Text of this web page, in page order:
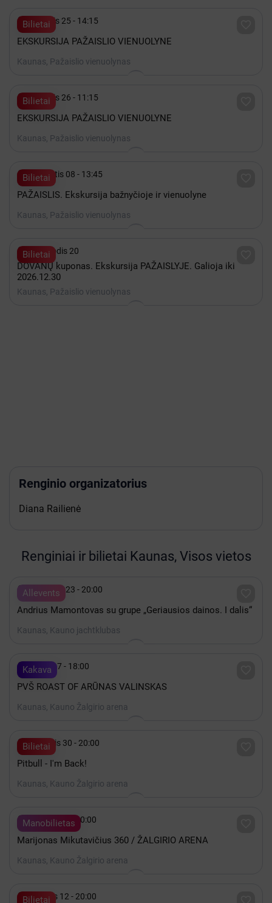
Bilietai
 Rugsėjis 25 - 14:15
EKSKURSIJA PAŽAISLIO VIENUOLYNE
Kaunas, Pažaislio vienuolynas
Bilietai
 Rugsėjis 26 - 11:15
EKSKURSIJA PAŽAISLIO VIENUOLYNE
Kaunas, Pažaislio vienuolynas
Bilietai
 Rugpjūtis 08 - 13:45
PAŽAISLIS. Ekskursija bažnyčioje ir vienuolyne
Kaunas, Pažaislio vienuolynas
Bilietai
 iki Gruodis 20
DOVANŲ kuponas. Ekskursija PAŽAISLYJE. Galioja iki
2026.12.30
Kaunas, Pažaislio vienuolynas
Renginio organizatorius
Diana Railienė
Renginiai ir bilietai Kaunas, Visos vietos
Allevents
 Rugpjūtis 23 - 20:00
Andrius Mamontovas su grupe „Geriausios dainos. I dalis“
Kaunas, Kauno jachtklubas
Kakava
 Spalis 17 - 18:00
PVŠ ROAST OF ARŪNAS VALINSKAS
Kaunas, Kauno Žalgirio arena
Bilietai
 Lapkritis 30 - 20:00
Pitbull - I'm Back!
Kaunas, Kauno Žalgirio arena
Manobilietas
 Gruodis 19 - 20:00
Marijonas Mikutavičius 360 / ŽALGIRIO ARENA
Kaunas, Kauno Žalgirio arena
Bilietai
 Gruodis 12 - 20:00